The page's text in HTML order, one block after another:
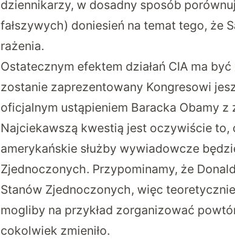
dziennikarzy, w dosadny sposób
fałszywych) doniesień na temat tego, że
rażenia.
Ostatecznym efektem działań CIA ma
zostanie zaprezentowany Kongresowi
oficjalnym ustąpieniem Baracka Obamy
Najciekawszą kwestią jest oczywiście
amerykańskie służby wywiadowcze
Zjednoczonych. Przypominamy, że
Stanów Zjednoczonych, więc
mogliby na przykład zorganizować
cokolwiek zmieniło.